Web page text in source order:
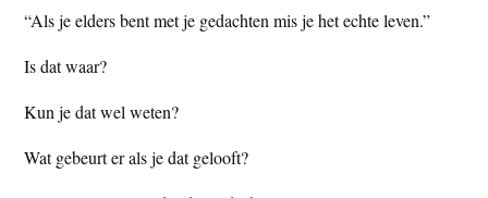
“Als je elders bent met je gedachten mis je het echte leven.”
Is dat waar?
Kun je dat wel weten?
Wat gebeurt er als je dat gelooft?